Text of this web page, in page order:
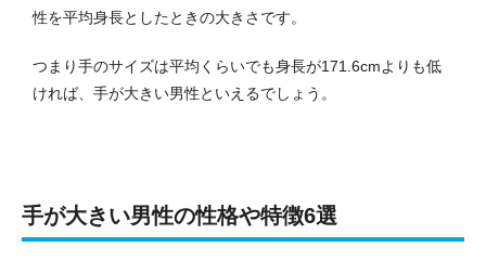
性を平均身長としたときの大きさです。
つまり手のサイズは平均くらいでも身長が171.6cmよりも低
ければ、手が大きい男性といえるでしょう。
手が大きい男性の性格や特徴6選